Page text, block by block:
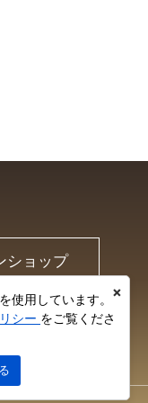
ショップ
使用しています。
シー をご覧くださ
×